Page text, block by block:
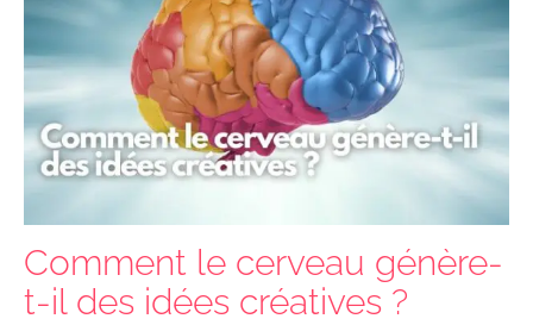
Comment le cerveau génère-
t-il des idées créatives ?